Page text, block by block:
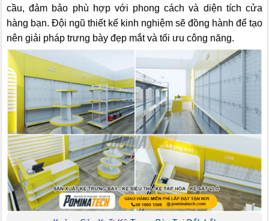
cầu, đảm bảo phù hợp với phong cách và diện tích cửa
hàng bạn. Đội ngũ thiết kế kinh nghiệm sẽ đồng hành để tạo
nên giải pháp trưng bày đẹp mắt và tối ưu công năng.